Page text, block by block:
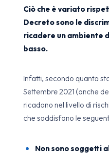
Ciò che è variato
Decreto sono le
ricadere un ambiente
basso.
Infatti, secondo quanto
Settembre 2021 (anche
ricadono nel livello di
che soddisfano le
Non sono soggetti